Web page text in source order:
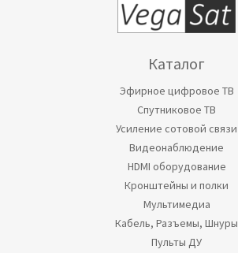
Каталог
Эфирное цифровое ТВ
Спутниковое ТВ
Усиление сотовой связи
Видеонаблюдение
HDMI оборудование
Кронштейны и полки
Мультимедиа
Кабель, Разъемы, Шнуры
Пульты ДУ